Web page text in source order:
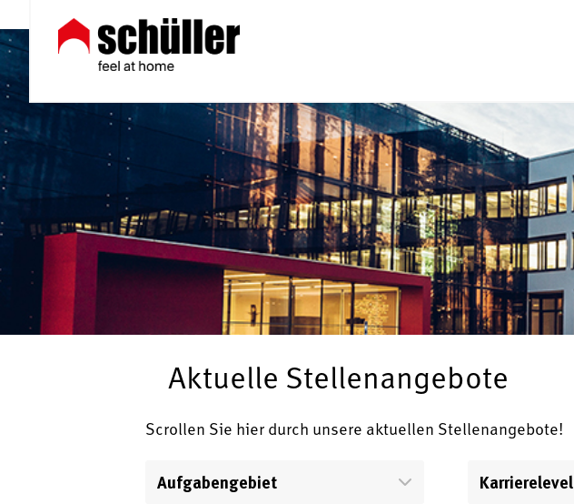
Aktuelle Stellenangebote
Scrollen Sie hier durch unsere aktuellen Stellenangebote!
Aufgabengebiet Karrierelevel